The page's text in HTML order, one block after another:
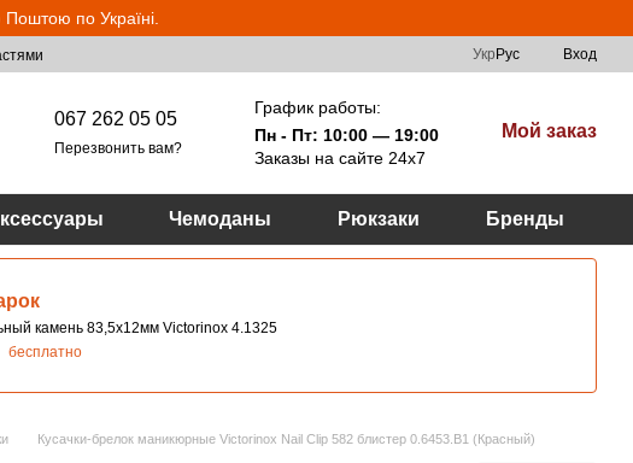
по Україні.
Укр Рус Вход
067 262 05 05
Перезвонить вам?
График работы:
Пн - Пт: 10:00 — 19:00
Заказы на сайте 24х7
Мой заказ
Чемоданы Рюкзаки Бренды
камень 83,5х12мм Victorinox 4.1325
бесплатно
Кусачки-брелок маникюрные Victorinox Nail Clip 582 блистер 0.6453.B1 (Красный)